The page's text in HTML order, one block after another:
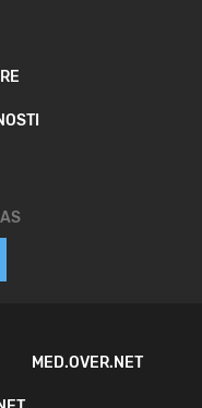
MED.OVER.NET